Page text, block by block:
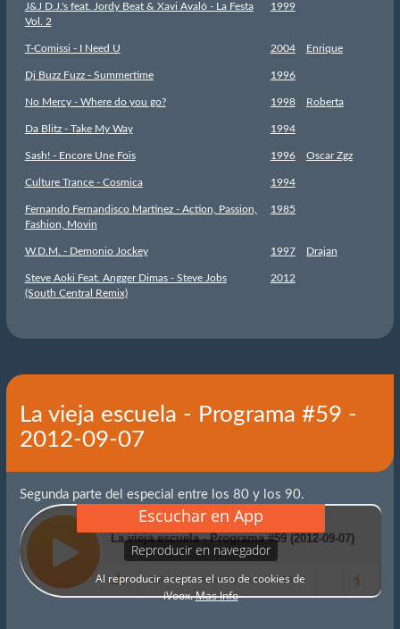
J&J D.J.'s feat. Jordy Beat & Xavi Avaló - La Festa
Vol. 2
1999
T-Comissi - I Need U 2004 Enrique
Dj Buzz Fuzz - Summertime 1996
No Mercy - Where do you go? 1998 Roberta
Da Blitz - Take My Way 1994
Sash! - Encore Une Fois 1996 Oscar Zgz
Culture Trance - Cosmica 1994
Fernando Fernandisco Martinez - Action, Passion,
Fashion, Movin
1985
W.D.M. - Demonio Jockey 1997 Drajan
Steve Aoki Feat. Angger Dimas - Steve Jobs
(South Central Remix)
2012
La vieja escuela - Programa #59 -
2012-09-07
Segunda parte del especial entre los 80 y los 90.